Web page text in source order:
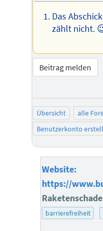
Das
zählt nicht.
Beitrag melden
Übersicht alle
Benutzerkonto
Website:
https://
barrierefreiheit